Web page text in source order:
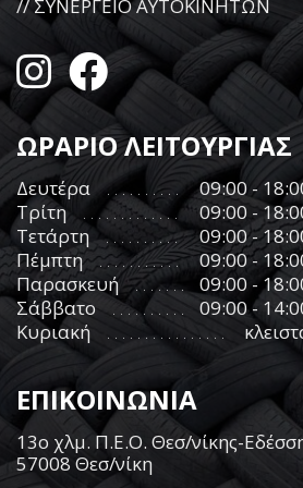
// ΣΥΝΕΡΓΕΙΟ ΑΥΤΟΚΙΝΗΤΩΝ
ΩΡΑΡΙΟ ΛΕΙΤΟΥΡΓΙΑΣ
Δευτέρα
09:00 -
Τρίτη
09:00 -
Τετάρτη
09:00 -
Πέμπτη
09:00 -
Παρασκευή
09:00 -
Σάββατο
09:00 -
Κυριακή
ΕΠΙΚΟΙΝΩΝΙΑ
13ο χλμ. Π.Ε.Ο. Θεσ/νίκης-
57008 Θεσ/νίκη